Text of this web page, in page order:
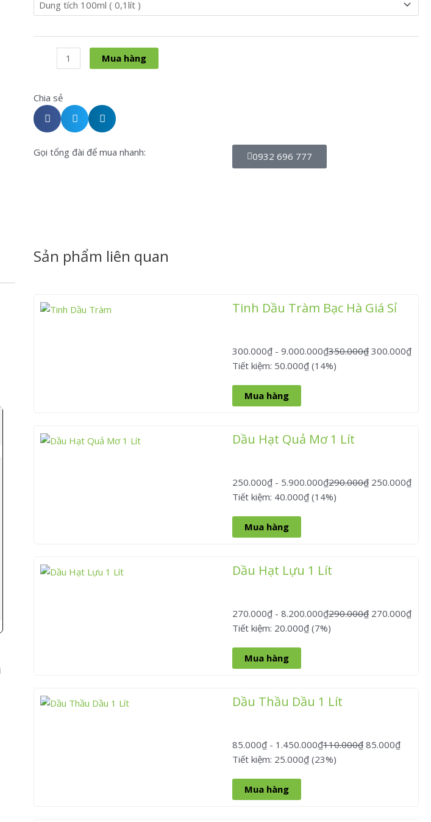
Anh
1
Oil
quantity
Mua hàng
Chia sẻ
Gọi tổng đài để mua nhanh: 0932 696 777
Sản phẩm liên quan
Tinh Dầu Tràm Bạc Hà Giá Sỉ
300.000₫ - 9.000.000₫350.000₫ 300.000₫
Tiết kiệm: 50.000₫ (14%)
Mua hàng
Dầu Hạt Quả Mơ 1 Lít
250.000₫ - 5.900.000₫290.000₫ 250.000₫
Tiết kiệm: 40.000₫ (14%)
Mua hàng
Dầu Hạt Lựu 1 Lít
270.000₫ - 8.200.000₫290.000₫ 270.000₫
Tiết kiệm: 20.000₫ (7%)
Mua hàng
Dầu Thầu Dầu 1 Lít
85.000₫ - 1.450.000₫110.000₫ 85.000₫
Tiết kiệm: 25.000₫ (23%)
Mua hàng